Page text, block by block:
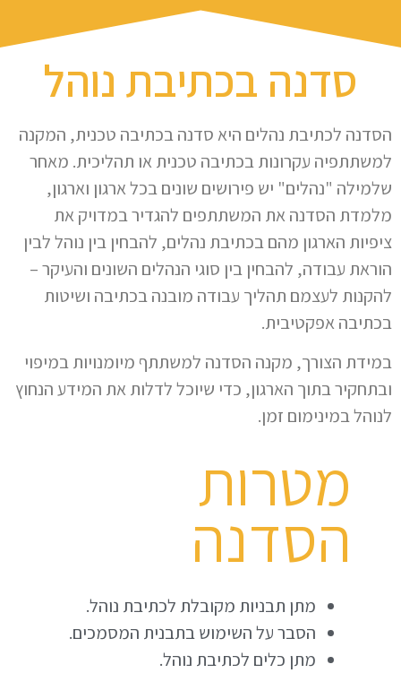
סדנה בכתיבת נוהל
הסדנה לכתיבת נהלים היא סדנה בכתיבה טכנית, המקנה
למשתתפיה עקרונות בכתיבה טכנית או תהליכית. מאחר
שלמילה "נהלים" יש פירושים שונים בכל ארגון וארגון,
מלמדת הסדנה את המשתתפים להגדיר במדויק את
ציפיות הארגון מהם בכתיבת נהלים, להבחין בין נוהל לבין
הוראת עבודה, להבחין בין סוגי הנהלים השונים והעיקר –
להקנות לעצמם תהליך עבודה מובנה בכתיבה ושיטות
בכתיבה אפקטיבית.
במידת הצורך, מקנה הסדנה למשתתף מיומנויות במיפוי
ובתחקיר בתוך הארגון, כדי שיוכל לדלות את המידע הנחוץ
לנוהל במינימום זמן.
מטרות
הסדנה
מתן תבניות מקובלת לכתיבת נוהל.
הסבר על השימוש בתבנית המסמכים.
מתן כלים לכתיבת נוהל.